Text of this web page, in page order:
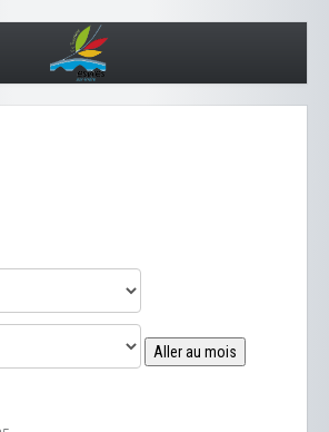
Aller au mois